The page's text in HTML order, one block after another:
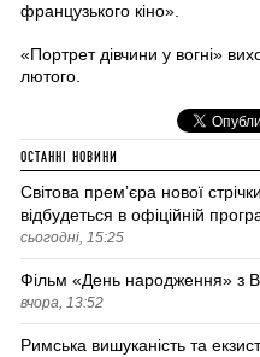
французького кіно».
«Портрет дівчини у вогні»
лютого.
ОСТАННІ НОВИНИ
Світова премʼєра нової
відбудеться в офіційній
сьогодні, 15:25
Фільм «День народження» з
вчора, 13:52
Римська вишуканість та